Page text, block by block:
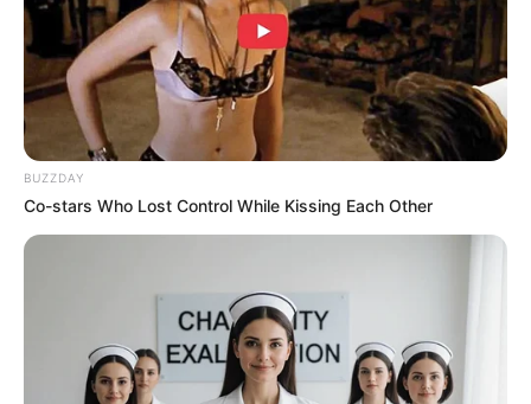
Bayu Skak
BUZZDAY
Co-stars Who Lost Control While Kissing Each Other